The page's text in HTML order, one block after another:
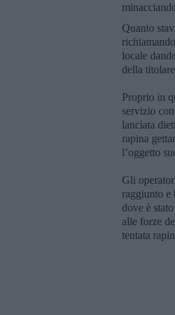
Quanto
locale
della
Proprio in
servizio
lanciata
rapina
l’oggetto
Gli
raggiunto e
dove è
alle forze
tentata